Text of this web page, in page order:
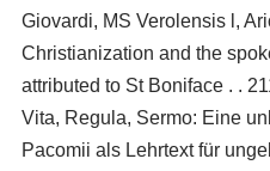
Giovardi, MS Verolensis l,
Christianization and the
attributed to St Boniface . .
Vita, Regula, Sermo: Eine
Pacomii als Lehrtext für